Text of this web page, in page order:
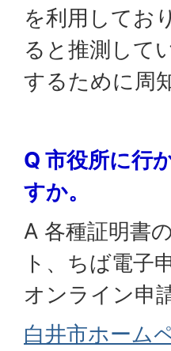
を利用してお
ると推測して
するために周
Q 市役所に行
すか。
A 各種証明書
ト、ちば電子
オンライン申
白井市ホーム